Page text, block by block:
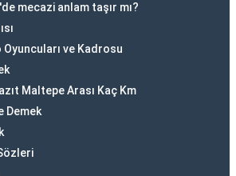
mecazi anlam taşır mı?
ve Kadrosu
Maltepe Arası Kaç Km
Demek